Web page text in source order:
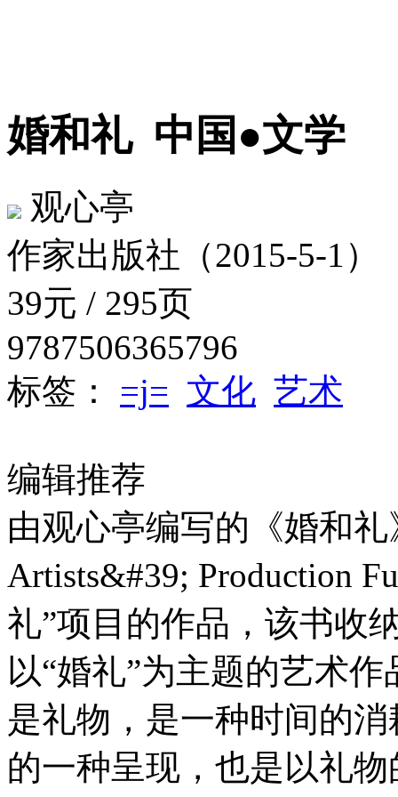
婚和礼 中国●文学
观心亭
作家出版社（2015-5-1）
39元 / 295页
9787506365796
标签： =j= 文化 艺术
编辑推荐
由观心亭编写的《婚和礼
Artists&#39; Production
礼”项目的作品，该书收
以“婚礼”为主题的艺术
是礼物，是一种时间的
的一种呈现，也是以礼